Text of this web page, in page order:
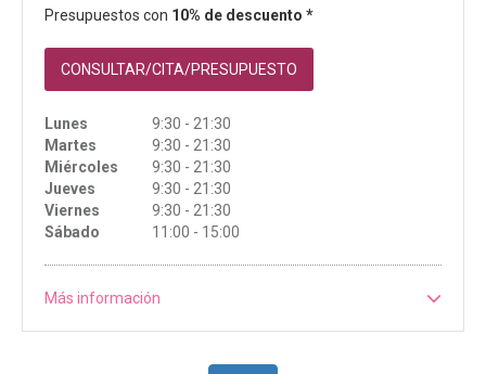
Presupuestos con 10% de descuento *
CONSULTAR/CITA/PRESUPUESTO
Lunes
9:30 - 21:30
Martes
9:30 - 21:30
Miércoles
9:30 - 21:30
Jueves
9:30 - 21:30
Viernes
9:30 - 21:30
Sábado
11:00 - 15:00
Más información